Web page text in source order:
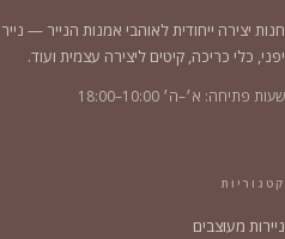
חנות יצירה ייחודית לאוהבי אמנות הנייר — נייר
יפני, כלי כריכה, קיטים ליצירה עצמית ועוד.
שעות פתיחה: א׳–ה׳ 10:00–18:00
קטגוריות
ניירות מעוצבים